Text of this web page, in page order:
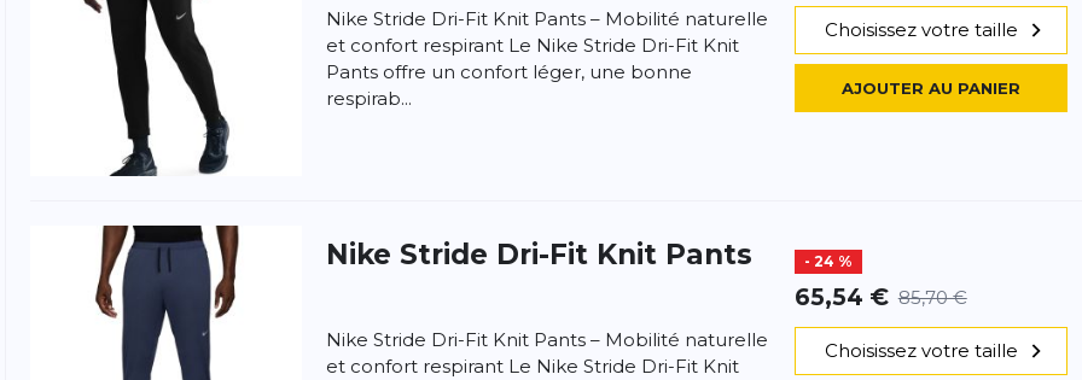
Nike Stride Dri-Fit Knit Pants – Mobilité naturelle
et confort respirant Le Nike Stride Dri-Fit Knit
Pants offre un confort léger, une bonne
respirab...
Choisissez votre taille
AJOUTER AU PANIER
Nike Stride Dri-Fit Knit Pants - 24 %
65,54 € 85,70 €
Nike Stride Dri-Fit Knit Pants – Mobilité naturelle
et confort respirant Le Nike Stride Dri-Fit Knit
Choisissez votre taille